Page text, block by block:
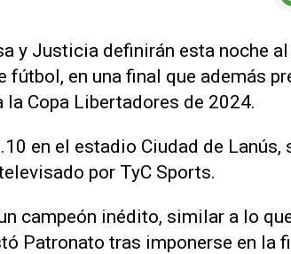
y Justicia definirán esta noche al
fútbol, en una final que además
Copa Libertadores de 2024.
en el estadio Ciudad de Lanús,
por TyC Sports.
campeón inédito, similar a lo
Patronato tras imponerse en la